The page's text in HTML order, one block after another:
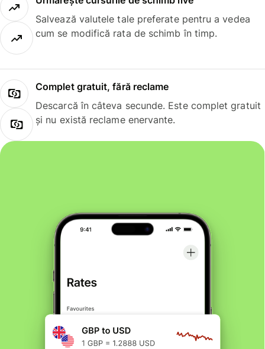
Salvează valutele tale preferate pentru a vedea
cum se modifică rata de schimb în timp.
Complet gratuit, fără reclame
Descarcă în câteva secunde. Este complet gratuit
și nu există reclame enervante.